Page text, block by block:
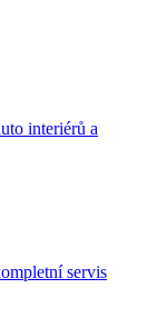
interiérů a
servis